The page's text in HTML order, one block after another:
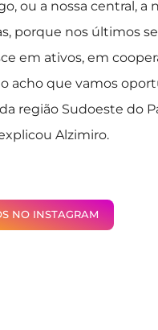
ou a nossa central, a
porque nos últimos
em ativos, em
acho que vamos
região Sudoeste do
Alzimiro.
NO INSTAGRAM